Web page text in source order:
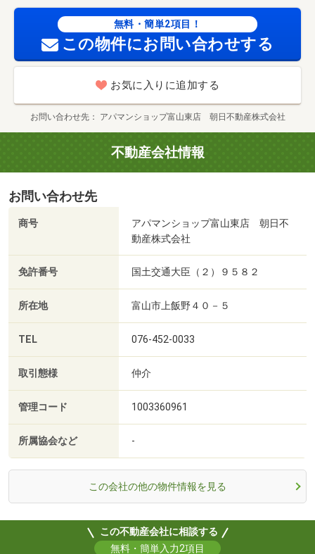
付き！ サンルーム付きなので天気に左右されずに洗濯物
が干せます★対面式システムキッチンでリビングを見なが
らお料理できます☆ペットの飼育相談可能です☆お問い合
わせお待ちしております♪ ／加盟団体名：（公社）富山県
宅地建物取引協会 公取協名：北陸不動産公正取引協議会
無料・簡単2項目！
この物件にお問い合わせする
お気に入りに追加する
お問い合わせ先 アパマンショップ富山東店 朝日不動産株式会社
不動産会社情報
お問い合わせ先
商号
アパマンショップ富山東店 朝日不
動産株式会社
免許番号 国土交通大臣（２）９５８２
所在地 富山市上飯野４０－５
TEL 076-452-0033
取引態様 仲介
管理コード 1003360961
所属協会など -
この会社の他の物件情報を見る
この不動産会社に相談する
無料・簡単入力2項目